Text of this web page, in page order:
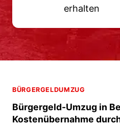
erhalten
BÜRGERGELDUMZUG
Bürgergeld-Umzug in
Kostenübernahme